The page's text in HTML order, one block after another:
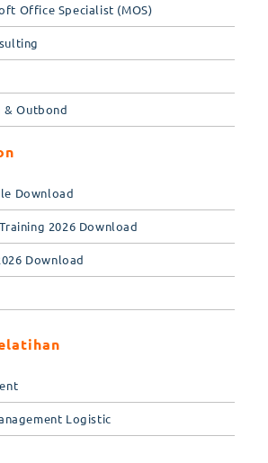
Office Specialist (MOS)
& Outbond
Download
2026 Download
Download
Logistic